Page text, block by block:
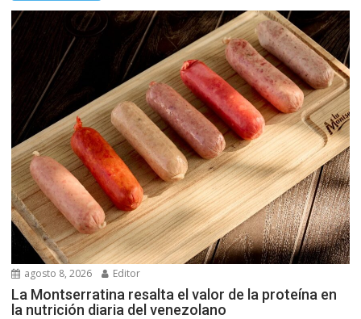
agosto 8, 2026 Editor
La Montserratina resalta el valor de la proteína en
la nutrición diaria del venezolano